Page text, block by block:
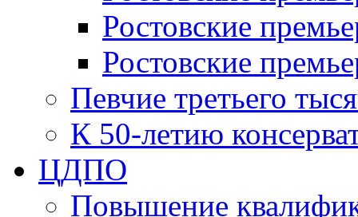
Ростовские
Ростовские
Певчие третьего
К 50-летию
ЦДПО
Повышение